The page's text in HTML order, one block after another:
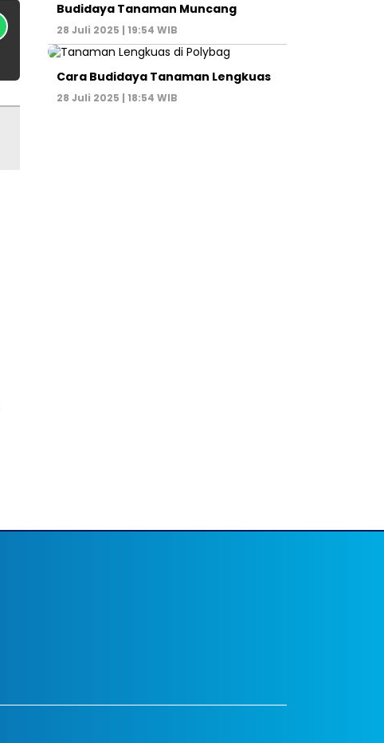
Budidaya Tanaman Muncang
28 Juli 2025 | 19:54 WIB
Cara Budidaya Tanaman Lengkuas
28 Juli 2025 | 18:54 WIB